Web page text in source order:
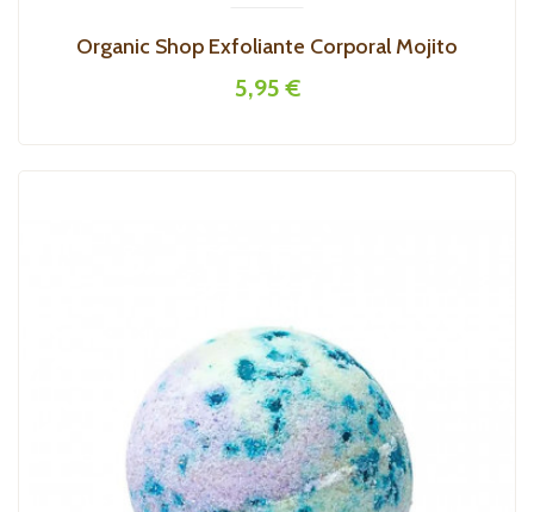
Organic Shop Exfoliante Corporal Mojito
5,95 €